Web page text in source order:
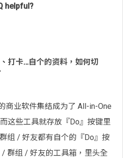
helpful?
打卡…自个的资料，如何切
商业软件集结成为了 All-in-One
这些工具就存放『Do』按键里
组 / 好友都有自个的『Do』按
群组 / 好友的工具箱，里头全